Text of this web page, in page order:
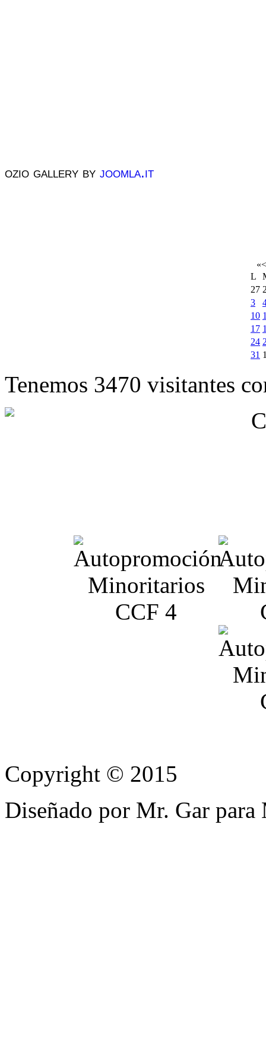
ozio gallery by joomla.it
«<
L
27
3
10
17
24
31
Tenemos 3470 visitantes
Copyright © 2015
Diseñado por Mr. Gar